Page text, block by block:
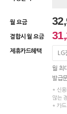
월 요금
결합시 월 요금
제휴카드혜택
월 최
발급
* 신용
않는
* 카드